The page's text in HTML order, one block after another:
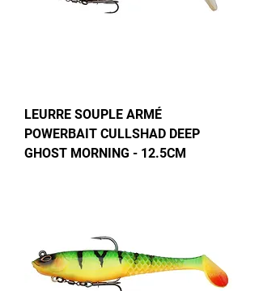
LEURRE SOUPLE ARMÉ
POWERBAIT CULLSHAD DEEP
GHOST MORNING - 12.5CM